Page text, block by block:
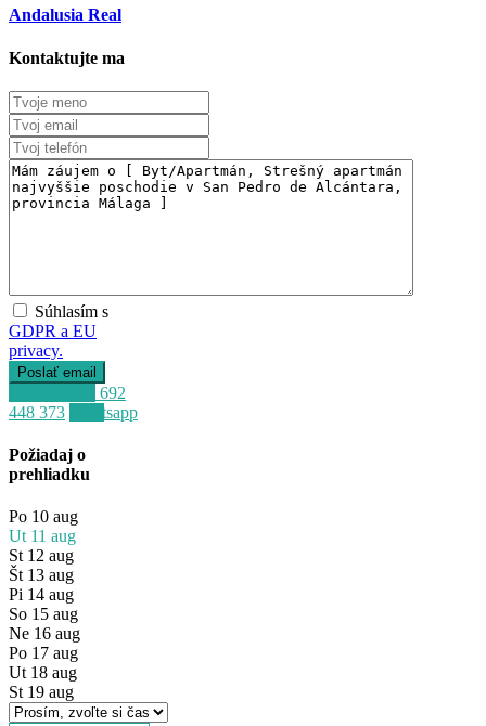
Predaj
Dostupné
Andalusia Real
Kontaktujte ma
Súhlasím s
GDPR a EU
privacy.
+34 692
448 373
Whatsapp
Požiadaj o
prehliadku
Po 10 aug
Ut 11 aug
St 12 aug
Št 13 aug
Pi 14 aug
So 15 aug
Ne 16 aug
Po 17 aug
Ut 18 aug
St 19 aug